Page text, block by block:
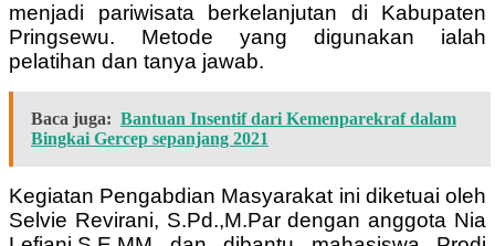
menjadi pariwisata berkelanjutan di Kabupaten
Pringsewu. Metode yang digunakan ialah
pelatihan dan tanya jawab.
Baca juga: Bantuan Insentif dari Kemenparekraf dalam
Bingkai Gercep sepanjang 2021
Kegiatan Pengabdian Masyarakat ini diketuai oleh
Selvie Revirani, S.Pd.,M.Par dengan anggota Nia